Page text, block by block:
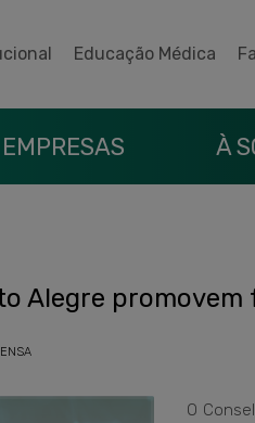
Educação Médica
À
Alegre
O